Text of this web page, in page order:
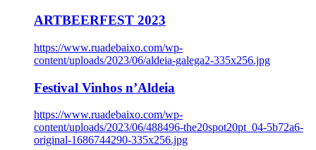
ARTBEERFEST 2023
https://www.ruadebaixo.com/wp-
content/uploads/2023/06/aldeia-galega2-335x256.jpg
Festival Vinhos n’Aldeia
https://www.ruadebaixo.com/wp-
content/uploads/2023/06/488496-the20spot20pt_04-5b72a6-
original-1686744290-335x256.jpg